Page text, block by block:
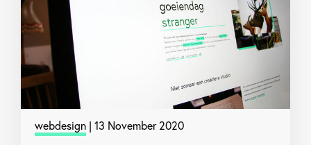
webdesign | 13 November 2020